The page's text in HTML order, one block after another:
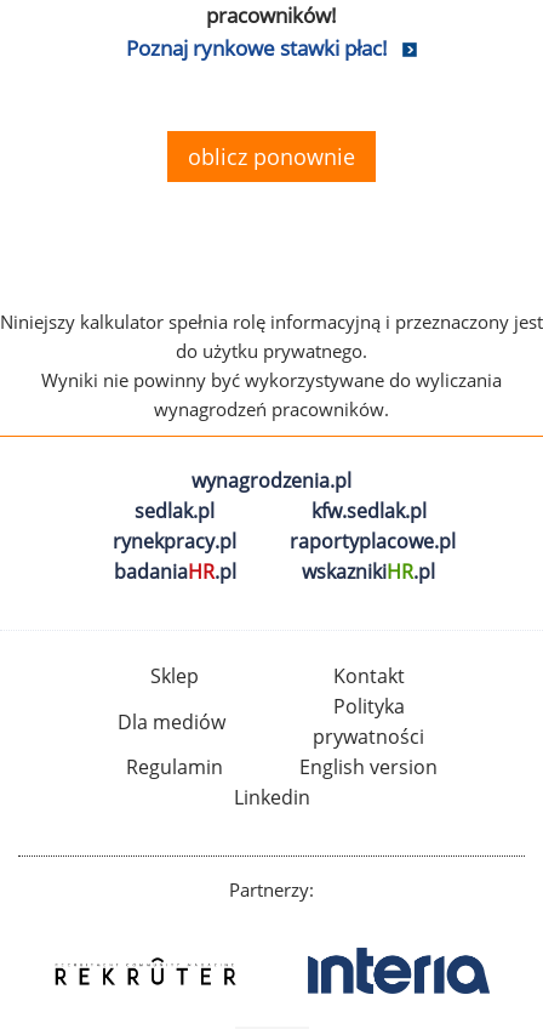
pracowników!
Poznaj rynkowe stawki płac!
oblicz ponownie
Niniejszy kalkulator spełnia rolę informacyjną i przeznaczony jest
do użytku prywatnego.
Wyniki nie powinny być wykorzystywane do wyliczania
wynagrodzeń pracowników.
wynagrodzenia.pl
sedlak.pl
kfw.sedlak.pl
rynekpracy.pl
raportyplacowe.pl
badaniaHR.pl wskaznikiHR.pl
Sklep
Kontakt
Dla mediów
Polityka
prywatności
Regulamin
English version
Linkedin
Partnerzy: